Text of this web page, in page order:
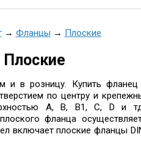
→ Фланцы → Плоские
Плоские
в розницу. Купить
по центру и
А, B, B1, С, D и
фланца
включает плоские фланцы